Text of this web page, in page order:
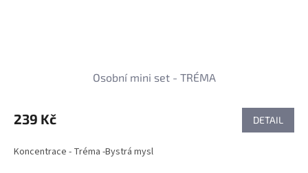
Osobní mini set - TRÉMA
239 Kč DETAIL
Koncentrace - Tréma -Bystrá mysl